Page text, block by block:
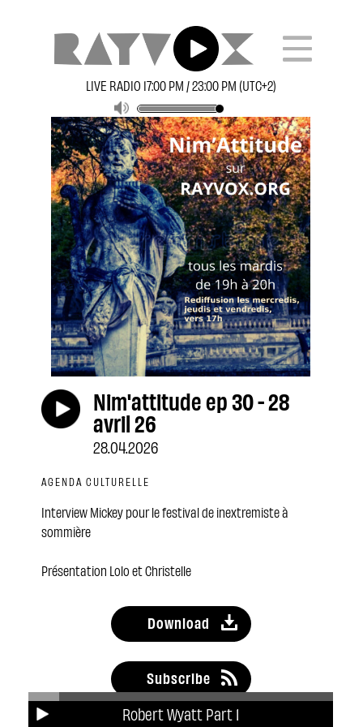
LIVE RADIO 17:00 PM / 23:00 PM (UTC+2)
Robert Wyatt Part 1
Nim'attitude ep 30 - 28
avril 26
28.04.2026
AGENDA CULTURELLE
Interview Mickey pour le festival de inextremiste à
sommière
Présentation Lolo et Christelle
Download
Subscribe